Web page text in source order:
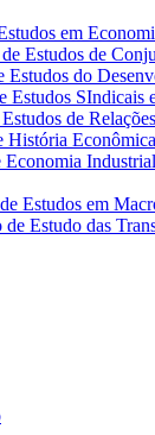
em
Estudos de
Estudos do
Estudos SIndicais
de
Econômica
Estudos em
Estudo das